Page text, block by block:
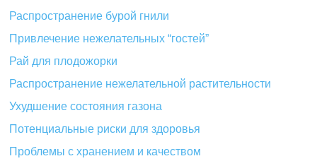
Распространение бурой гнили
Привлечение нежелательных “гостей”
Рай для плодожорки
Распространение нежелательной растительности
Ухудшение состояния газона
Потенциальные риски для здоровья
Проблемы с хранением и качеством